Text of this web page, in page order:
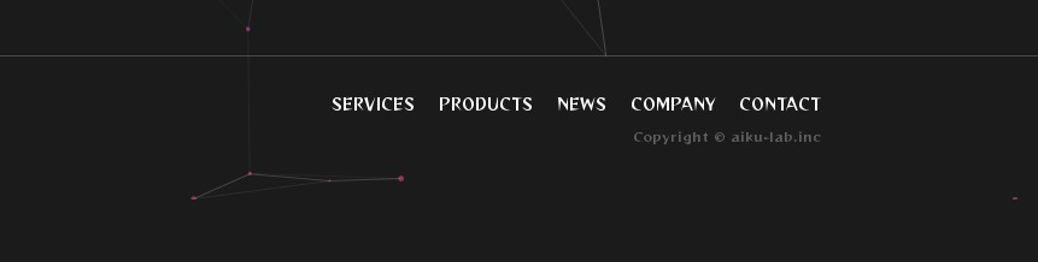
SERVICES PRODUCTS NEWS COMPANY CONTACT
Copyright © aiku-lab.inc